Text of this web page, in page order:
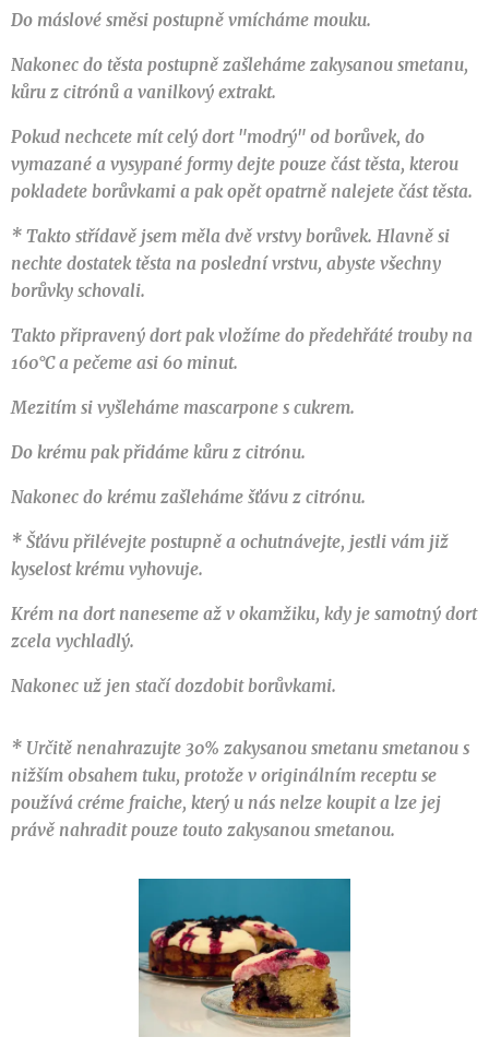
Do máslové směsi postupně vmícháme mouku.
Nakonec do těsta postupně zašleháme zakysanou smetanu,
kůru z citrónů a vanilkový extrakt.
Pokud nechcete mít celý dort "modrý" od borůvek, do
vymazané a vysypané formy dejte pouze část těsta, kterou
pokladete borůvkami a pak opět opatrně nalejete část těsta.
* Takto střídavě jsem měla dvě vrstvy borůvek. Hlavně si
nechte dostatek těsta na poslední vrstvu, abyste všechny
borůvky schovali.
Takto připravený dort pak vložíme do předehřáté trouby na
160°C a pečeme asi 60 minut.
Mezitím si vyšleháme mascarpone s cukrem.
Do krému pak přidáme kůru z citrónu.
Nakonec do krému zašleháme šťávu z citrónu.
* Šťávu přilévejte postupně a ochutnávejte, jestli vám již
kyselost krému vyhovuje.
Krém na dort naneseme až v okamžiku, kdy je samotný dort
zcela vychladlý.
Nakonec už jen stačí dozdobit borůvkami.
* Určitě nenahrazujte 30% zakysanou smetanu smetanou s
nižším obsahem tuku, protože v originálním receptu se
používá créme fraiche, který u nás nelze koupit a lze jej
právě nahradit pouze touto zakysanou smetanou.